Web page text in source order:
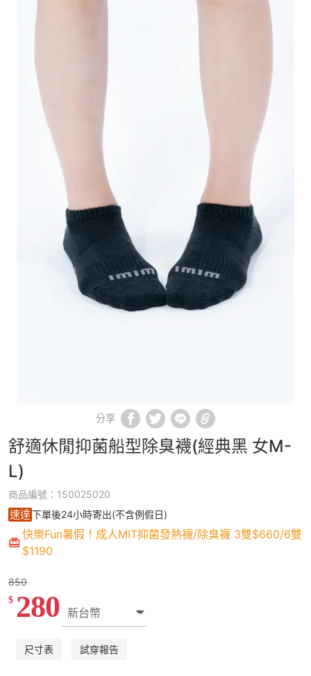
分享
舒適休閒抑菌船型除臭襪(經典黑 女M-
L)
商品編號：150025020
速達下單後24小時寄出(不含例假日)
快樂Fun暑假！成人MIT抑菌發熱襪/除臭襪 3雙$660/6雙
$1190
850
$ 280
尺寸表 試穿報告